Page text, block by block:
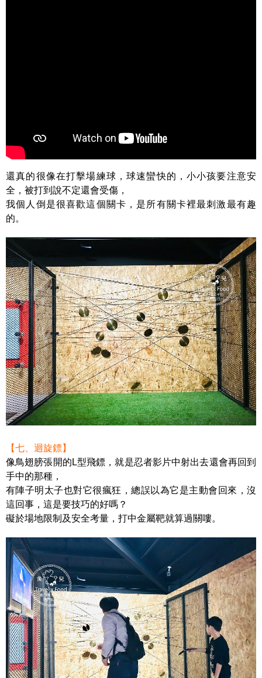
還真的很像在打擊場練球，球速蠻快的，小小孩要注意安
全，被打到說不定還會受傷，
我個人倒是很喜歡這個關卡，是所有關卡裡最刺激最有趣
的。
【七、迴旋鏢】
像鳥翅膀張開的L型飛鏢，就是忍者影片中射出去還會再回到
手中的那種，
有陣子明太子也對它很瘋狂，總誤以為它是主動會回來，沒
這回事，這是要技巧的好嗎？
礙於場地限制及安全考量，打中金屬靶就算過關嘍。